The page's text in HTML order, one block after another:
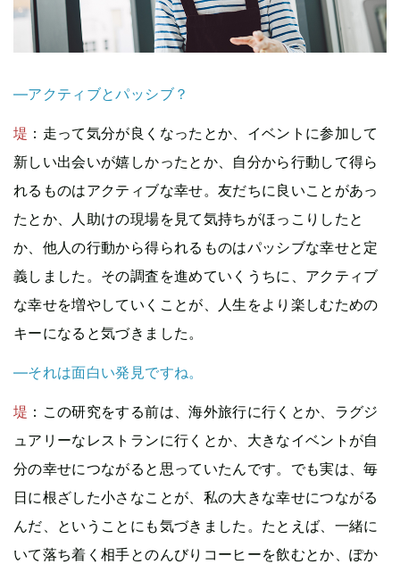
—アクティブとパッシブ？
堤 ：走って気分が良くなったとか、イベントに参加して
新しい出会いが嬉しかったとか、自分から行動して得ら
れるものはアクティブな幸せ。友だちに良いことがあっ
たとか、人助けの現場を見て気持ちがほっこりしたと
か、他人の行動から得られるものはパッシブな幸せと定
義しました。その調査を進めていくうちに、アクティブ
な幸せを増やしていくことが、人生をより楽しむための
キーになると気づきました。
—それは面白い発見ですね。
堤 ：この研究をする前は、海外旅行に行くとか、ラグジ
ュアリーなレストランに行くとか、大きなイベントが自
分の幸せにつながると思っていたんです。でも実は、毎
日に根ざした小さなことが、私の大きな幸せにつながる
んだ、ということにも気づきました。たとえば、一緒に
いて落ち着く相手とのんびりコーヒーを飲むとか、ぽか